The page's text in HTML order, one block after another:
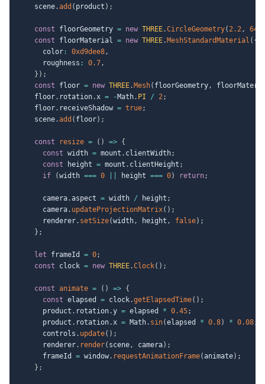
    scene
.add ( product ) ;
const floorGeometry = new THREE.CircleGeometry( 2.2, 64
const floorMaterial = new THREE. MeshStandardMaterial ( {
      color
: 0xd9dee8,
      roughness
: 0.7,
} ) ;
const floor = new THREE. Mesh( floorGeometry,
    floor
. rotation.x = - Math. PI / 2;
    floor
. receiveShadow = true;
    scene
.add ( floor) ;
const resize = ( ) => {
const width = mount . clientWidth;
const height = mount . clientHeight ;
if
(width === 0 height === 0) return;
      camera
.aspect = width / height ;
      camera
. updateProjectionMatrix( ) ;
      renderer
. setSize(width, height , false) ;
} ;
let frameId = 0;
const clock = new THREE.Clock( ) ;
const animate = ( ) => {
const elapsed = clock.getElapsedTime( ) ;
      product
. rotation.y = elapsed * 0.45;
      product
. rotation.x = Math. sin(elapsed * 0.8) * 0.08;
      controls
. update( ) ;
      renderer
. render( scene, camera) ;
      frameId
= window. requestAnimationFrame(animate) ;
} ;